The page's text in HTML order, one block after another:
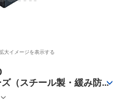
大イメージを表示する
（スチール製・緩み防止
り】